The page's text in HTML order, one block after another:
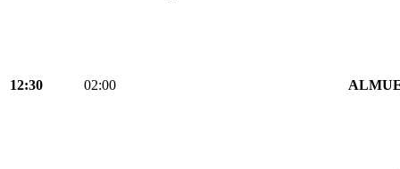
12:30 02:00